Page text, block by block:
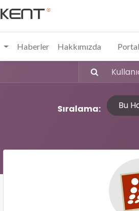
Haberler Hakkımızda Portal
Sıralama: Bu